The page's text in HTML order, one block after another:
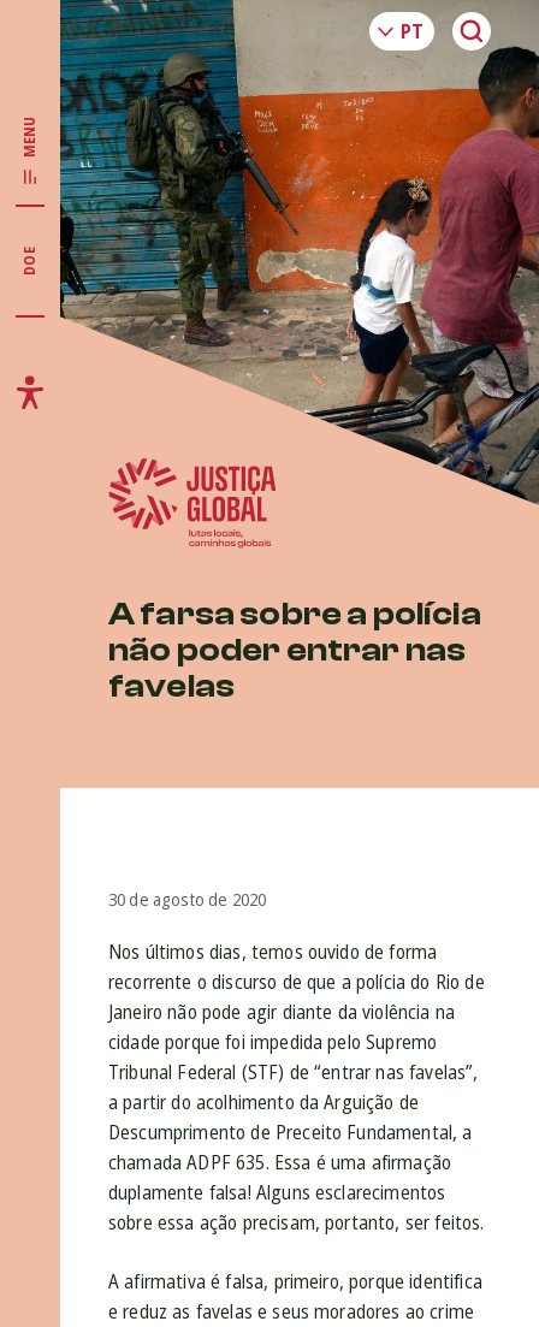
MENU
DOE
A farsa sobre a polícia
não poder entrar nas
favelas
30 de agosto de 2020
Nos últimos dias, temos ouvido de forma
recorrente o discurso de que a polícia do Rio de
Janeiro não pode agir diante da violência na
cidade porque foi impedida pelo Supremo
Tribunal Federal (STF) de “entrar nas favelas”,
a partir do acolhimento da Arguição de
Descumprimento de Preceito Fundamental, a
chamada ADPF 635. Essa é uma afirmação
duplamente falsa! Alguns esclarecimentos
sobre essa ação precisam, portanto, ser feitos.
A afirmativa é falsa, primeiro, porque identifica
e reduz as favelas e seus moradores ao crime